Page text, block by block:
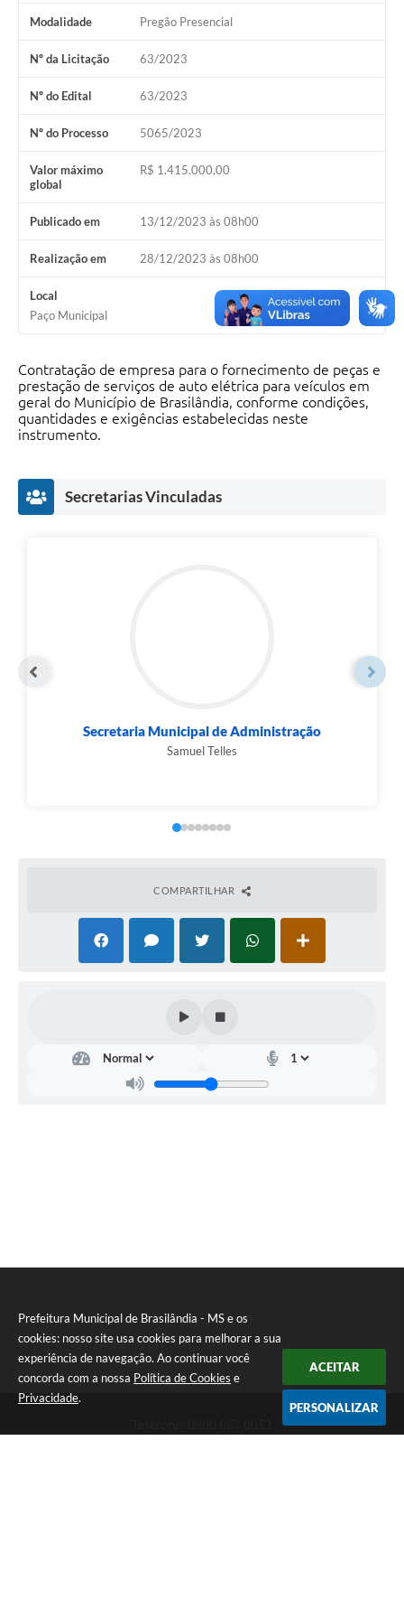
Prefeitura Municipal de Brasilândia - MS e os
cookies: nosso site usa cookies para melhorar a sua
experiência de navegação. Ao continuar você
concorda com a nossa Política de Cookies e
Privacidade.
ACEITAR
PERSONALIZAR
Formulário
Agenda
Contato
Modalidade Pregão Presencial
Nº da Licitação 63/2023
Nº do Edital 63/2023
Nº do Processo 5065/2023
Valor máximo
global
R$ 1.415.000,00
Publicado em 13/12/2023 às 08h00
Realização em 28/12/2023 às 08h00
Local
Paço Municipal
Contratação de empresa para o fornecimento de peças e
prestação de serviços de auto elétrica para veículos em
geral do Município de Brasilândia, conforme condições,
quantidades e exigências estabelecidas neste
instrumento.
Secretarias Vinculadas
Secretaria Municipal de Administração
Samuel Telles
COMPARTILHAR